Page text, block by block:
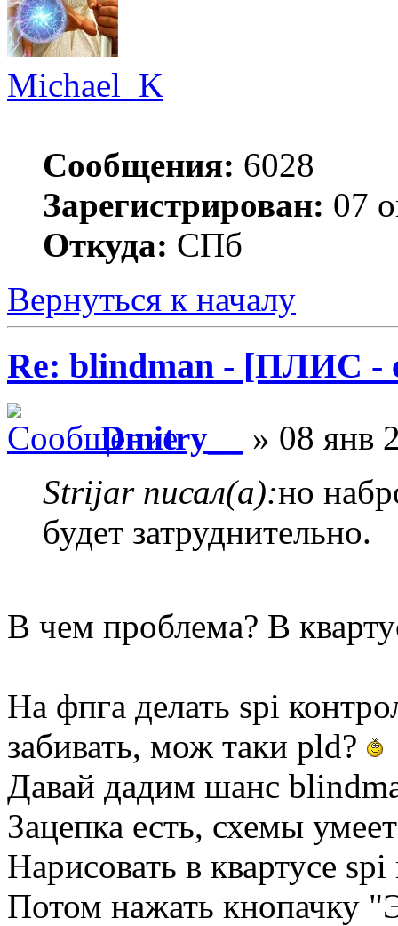
Michael_K
Сообщения: 6028
Зарегистрирован: 07
Откуда: СПб
Вернуться к началу
Re: blindman - [ПЛИС -
Dmitry__
» 08 янв
Strijar писал(а):но
будет затруднительно.
В чем проблема? В
На фпга делать spi
забивать, мож таки pld?
Давай дадим шанс
Зацепка есть, схемы
Нарисовать в квартусе
Потом нажать кнопачку